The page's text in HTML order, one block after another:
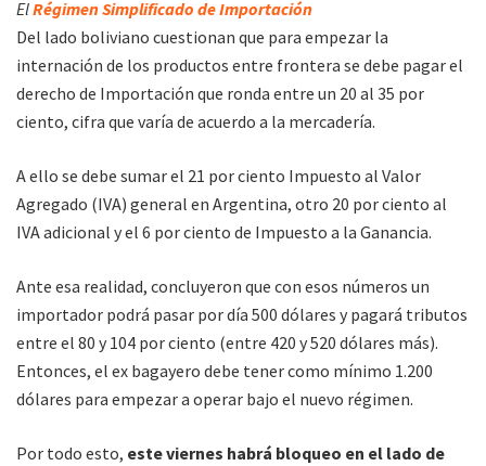
ElRégimen Simplificado de Importación
Del lado boliviano cuestionan que para empezar la
internación de los productos entre frontera se debe pagar el
derecho de Importación que ronda entre un 20 al 35 por
ciento, cifra que varía de acuerdo a la mercadería.
A ello se debe sumar el 21 por ciento Impuesto al Valor
Agregado (IVA) general en Argentina, otro 20 por ciento al
IVA adicional y el 6 por ciento de Impuesto a la Ganancia.
Ante esa realidad, concluyeron que con esos números un
importador podrá pasar por día 500 dólares y pagará tributos
entre el 80 y 104 por ciento (entre 420 y 520 dólares más).
Entonces, el ex bagayero debe tener como mínimo 1.200
dólares para empezar a operar bajo el nuevo régimen.
Por todo esto, este viernes habrá bloqueo en el lado de